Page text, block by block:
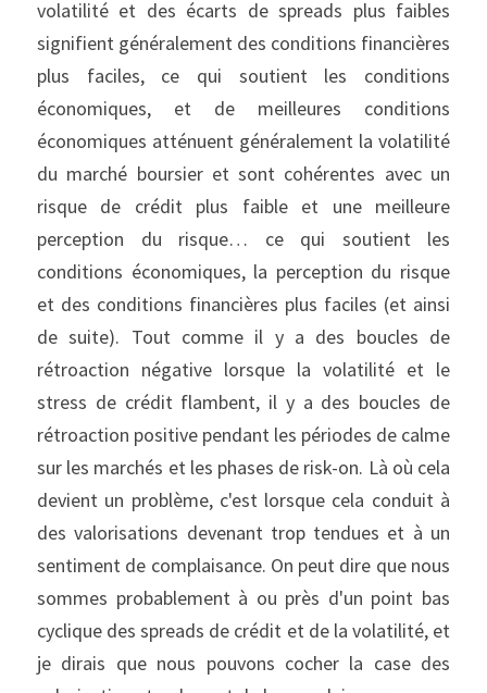
volatilité et des écarts de spreads plus faibles
signifient généralement des conditions financières
plus faciles, ce qui soutient les conditions
économiques, et de meilleures conditions
économiques atténuent généralement la volatilité
du marché boursier et sont cohérentes avec un
risque de crédit plus faible et une meilleure
perception du risque… ce qui soutient les
conditions économiques, la perception du risque
et des conditions financières plus faciles (et ainsi
de suite). Tout comme il y a des boucles de
rétroaction négative lorsque la volatilité et le
stress de crédit flambent, il y a des boucles de
rétroaction positive pendant les périodes de calme
sur les marchés et les phases de risk-on. Là où cela
devient un problème, c'est lorsque cela conduit à
des valorisations devenant trop tendues et à un
sentiment de complaisance. On peut dire que nous
sommes probablement à ou près d'un point bas
cyclique des spreads de crédit et de la volatilité, et
je dirais que nous pouvons cocher la case des